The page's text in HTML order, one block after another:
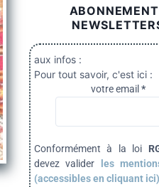
aux infos :
Pour tout savoir, c'est ici :
votre email *
Conformément à la loi
devez valider
les
(accessibles en cliquant